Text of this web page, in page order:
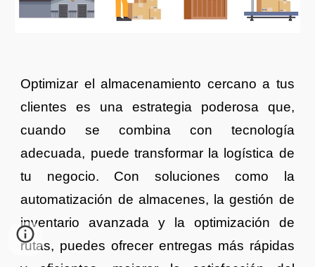
Optimizar el almacenamiento cercano a tus
clientes es una estrategia poderosa que,
cuando se combina con tecnología
adecuada, puede transformar la logística de
tu negocio. Con soluciones como la
automatización de almacenes, la gestión de
inventario avanzada y la optimización de
rutas, puedes ofrecer entregas más rápidas